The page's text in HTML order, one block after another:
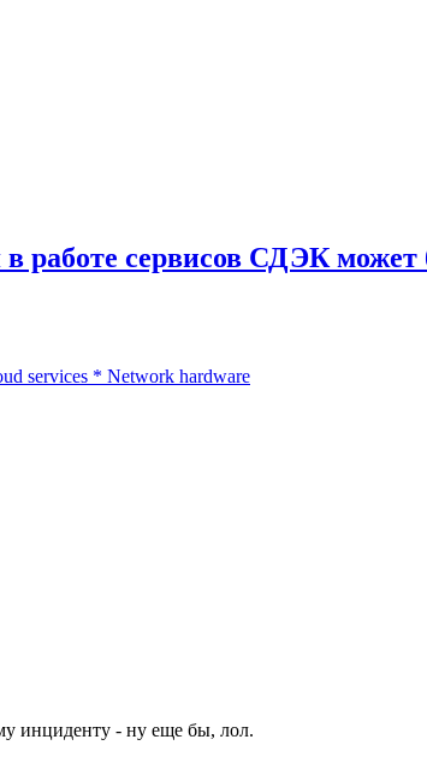
сервисов СДЭК
services * Network hardware
инциденту - ну еще бы, лол.